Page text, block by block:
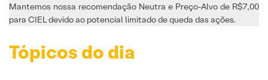
Mantemos nossa recomendação Neutra e Preço-Alvo de R$7,00
para CIEL devido ao potencial limitado de queda das ações.
Tópicos do dia